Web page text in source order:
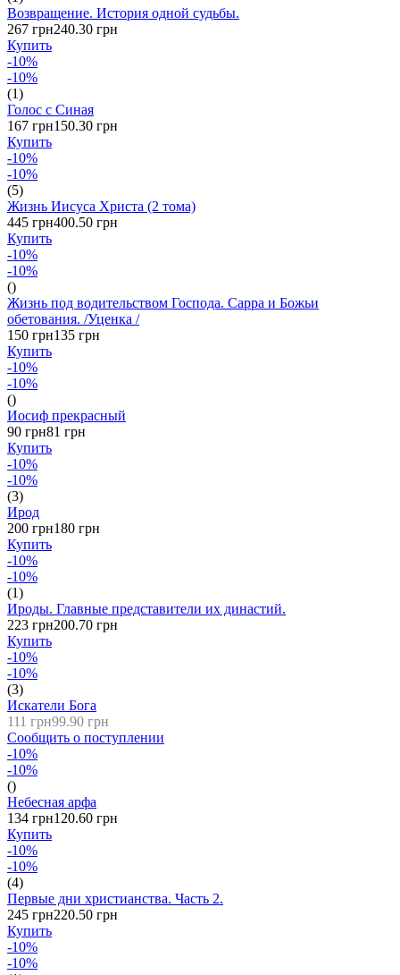
Возвращение. История одной судьбы.
267 грн240.30 грн
Купить
-10%
-10%
(1)
Голос с Синая
167 грн150.30 грн
Купить
-10%
-10%
(5)
Жизнь Иисуса Христа (2 тома)
445 грн400.50 грн
Купить
-10%
-10%
()
Жизнь под водительством Господа. Сарра и Божьи
обетования. /Уценка /
150 грн135 грн
Купить
-10%
-10%
()
Иосиф прекрасный
90 грн81 грн
Купить
-10%
-10%
(3)
Ирод
200 грн180 грн
Купить
-10%
-10%
(1)
Ироды. Главные представители их династий.
223 грн200.70 грн
Купить
-10%
-10%
(3)
Искатели Бога
111 грн99.90 грн
Сообщить о поступлении
-10%
-10%
()
Небесная арфа
134 грн120.60 грн
Купить
-10%
-10%
(4)
Первые дни христианства. Часть 2.
245 грн220.50 грн
Купить
-10%
-10%